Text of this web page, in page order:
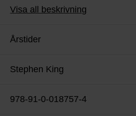
perfekt för dig som gillar spännande och
välskrivna romaner med klassisk Stephen
Visa all beskrivning
Årstider
Stephen King
978-91-0-018757-4